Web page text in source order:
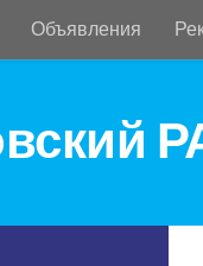
Объявления